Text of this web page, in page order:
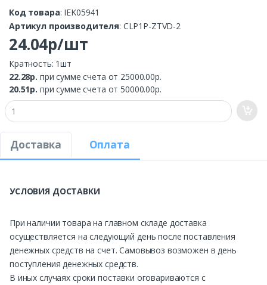
Код товара: IEK05941
Артикул производителя: CLP1P-ZTVD-2
24.04р/шт
Кратность: 1шт
22.28р. при сумме счета от 25000.00р.
20.51р. при сумме счета от 50000.00р.
Доставка Оплата
УСЛОВИЯ ДОСТАВКИ
При наличии товара на главном складе доставка
осуществляется на следующий день после поставления
денежных средств на счет. Самовывоз возможен в день
поступления денежных средств.
В иных случаях сроки поставки оговариваются с